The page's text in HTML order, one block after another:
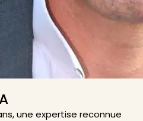
une expertise reconnue